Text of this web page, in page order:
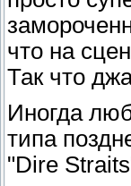
что на
Так что
Иногда
типа
"Dire